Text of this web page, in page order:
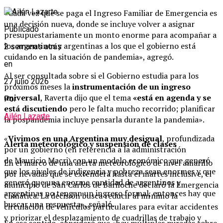
«Cada vez que se paga el Ingreso Familiar de Emergencia es
una decisión nueva, donde se incluye volver a asignar
presupuestariamente un monto enorme para acompañar a
los argentinos y argentinas a los que el gobierno está
cuidando en la situación de pandemia», agregó.
Al ser consultada sobre si el Gobierno estudia para los
próximos meses lainstrumentación de un ingreso
universal, Raverta dijo que el tema«está en agenda y se
está discutiendo pero le falta mucho recorrido; planificar
la pospandemia incluye pensarla durante la pandemia».
«Vivimos en una Argentina muy desigual, profundizada
por un gobierno (en referencia a la administración
de Mauricio Macri) con un modelo económico que generó
que los niveles de indigencia y pobreza sean enormes y que
generó que una enorme cantidad de argentinos y
argentinas no tengan un ingreso formal, entonces hay que
buscar una respuesta», señaló.
Publicado
2 semanas atrás
en
27 julio 2026
Por
Ailén Lazarte
Alerta meteorológico y suspensión de clases
En el marco de una alerta meteorológico de nivel amarillo
por nevadas que se extenderá hasta el martes inclusive, el
municipio de San Carlos de Bariloche declaró la Emergencia
climática. La decisión busca reducir al mínimo la
circulación de vehículos particulares para evitar accidentes
y priorizar el desplazamiento de cuadrillas de trabajo y